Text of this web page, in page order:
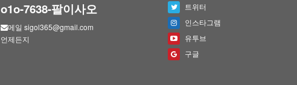
o1o-7638-팔이사오
메일 sigol365@gmail.com
언제든지
트위터
인스타그램
유투브
구글